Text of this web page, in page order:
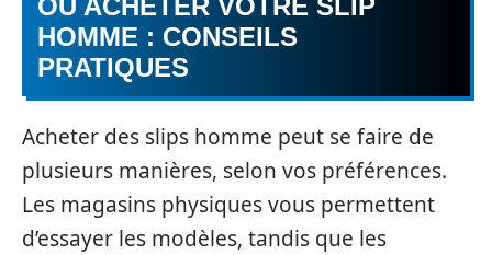
HOMME : CONSEILS
PRATIQUES
Acheter des slips homme peut se faire de
plusieurs manières, selon vos préférences.
Les magasins physiques vous permettent
d’essayer les modèles, tandis que les